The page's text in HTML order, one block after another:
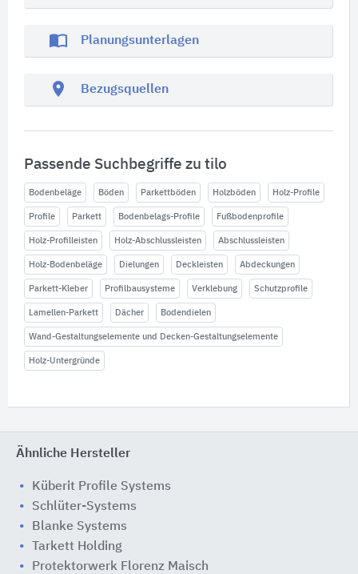
import_contacts Planungsunterlagen
location_on Bezugsquellen
Passende Suchbegriffe zu tilo
Bodenbeläge Böden Parkettböden Holzböden Holz-Profile
Profile Parkett Bodenbelags-Profile Fußbodenprofile
Holz-Profilleisten Holz-Abschlussleisten Abschlussleisten
Holz-Bodenbeläge Dielungen Deckleisten Abdeckungen
Parkett-Kleber Profilbausysteme Verklebung Schutzprofile
Lamellen-Parkett Dächer Bodendielen
Wand-Gestaltungselemente und Decken-Gestaltungselemente
Holz-Untergründe
Ähnliche Hersteller
Küberit Profile Systems
Schlüter-Systems
Blanke Systems
Tarkett Holding
Protektorwerk Florenz Maisch